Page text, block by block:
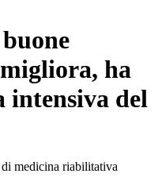
ha
intensiva del
medicina riabilitativa